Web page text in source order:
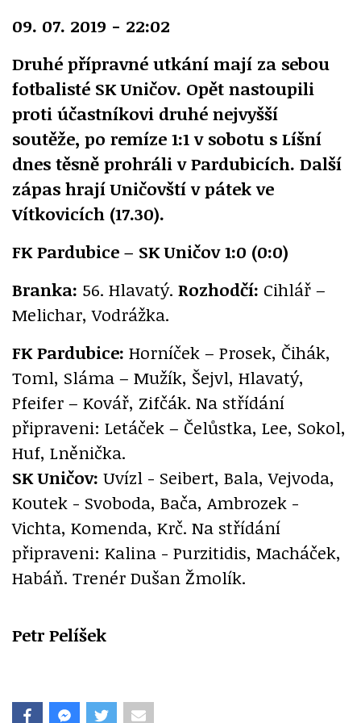
09. 07. 2019 - 22:02
Druhé přípravné utkání mají za sebou
fotbalisté SK Uničov. Opět nastoupili
proti účastníkovi druhé nejvyšší
soutěže, po remíze 1:1 v sobotu s Líšní
dnes těsně prohráli v Pardubicích. Další
zápas hrají Uničovští v pátek ve
Vítkovicích (17.30).
FK Pardubice – SK Uničov 1:0 (0:0)
Branka: 56. Hlavatý. Rozhodčí: Cihlář –
Melichar, Vodrážka.
FK Pardubice: Horníček – Prosek, Čihák,
Toml, Sláma – Mužík, Šejvl, Hlavatý,
Pfeifer – Kovář, Zifčák. Na střídání
připraveni: Letáček – Čelůstka, Lee, Sokol,
Huf, Lněnička.
SK Uničov: Uvízl - Seibert, Bala, Vejvoda,
Koutek - Svoboda, Bača, Ambrozek -
Vichta, Komenda, Krč. Na střídání
připraveni: Kalina - Purzitidis, Macháček,
Habáň. Trenér Dušan Žmolík.
Petr Pelíšek